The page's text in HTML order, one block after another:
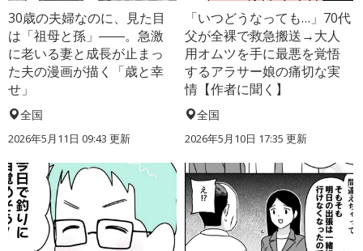
30歳の夫婦なのに、見た目
は「祖母と孫」――。急激
に老いる妻と成長が止まっ
た夫の漫画が描く「歳と幸
せ」
全国
2026年5月11日 09:43 更新
「いつどうなっても…」70代
父が全裸で救急搬送→大人
用オムツを手に最悪を覚悟
するアラサー娘の痛切な実
情【作者に聞く】
全国
2026年5月10日 17:35 更新